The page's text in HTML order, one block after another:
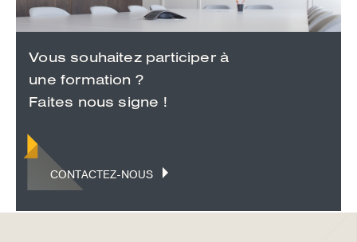
Vous souhaitez participer à
une formation ?
Faites nous signe !
CONTACTEZ-NOUS